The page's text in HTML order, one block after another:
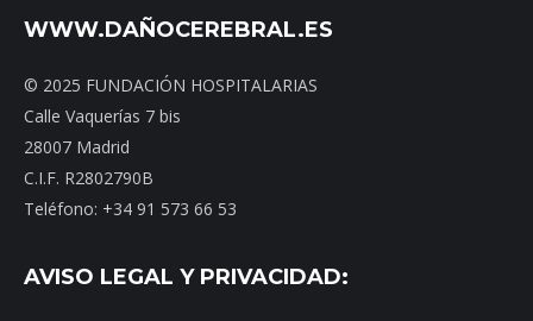
WWW.DAÑOCEREBRAL.ES
© 2025 FUNDACIÓN HOSPITALARIAS
Calle Vaquerías 7 bis
28007 Madrid
C.I.F. R2802790B
Teléfono: +34 91 573 66 53
AVISO LEGAL Y PRIVACIDAD: